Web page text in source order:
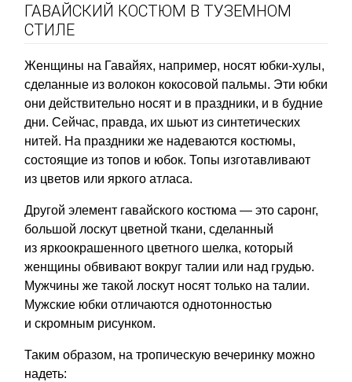
ГАВАЙСКИЙ КОСТЮМ В ТУЗЕМНОМ
СТИЛЕ
Женщины на Гавайях, например, носят юбки-хулы,
сделанные из волокон кокосовой пальмы. Эти юбки
они действительно носят и в праздники, и в будние
дни. Сейчас, правда, их шьют из синтетических
нитей. На праздники же надеваются костюмы,
состоящие из топов и юбок. Топы изготавливают
из цветов или яркого атласа.
Другой элемент гавайского костюма — это саронг,
большой лоскут цветной ткани, сделанный
из яркоокрашенного цветного шелка, который
женщины обвивают вокруг талии или над грудью.
Мужчины же такой лоскут носят только на талии.
Мужские юбки отличаются однотонностью
и скромным рисунком.
Таким образом, на тропическую вечеринку можно
надеть: